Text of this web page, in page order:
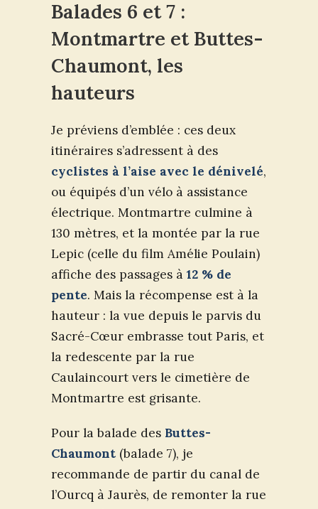
Balades 6 et 7 :
Montmartre et Buttes-
Chaumont, les
hauteurs
Je préviens d’emblée : ces deux
itinéraires s’adressent à des
cyclistes à l’aise avec le dénivelé,
ou équipés d’un vélo à assistance
électrique. Montmartre culmine à
130 mètres, et la montée par la rue
Lepic (celle du film Amélie Poulain)
affiche des passages à 12 % de
pente. Mais la récompense est à la
hauteur : la vue depuis le parvis du
Sacré-Cœur embrasse tout Paris, et
la redescente par la rue
Caulaincourt vers le cimetière de
Montmartre est grisante.
Pour la balade des Buttes-
Chaumont (balade 7), je
recommande de partir du canal de
l’Ourcq à Jaurès, de remonter la rue